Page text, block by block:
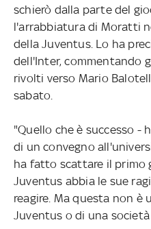
schierò dalla parte del
l'arrabbiatura di Moratti
della Juventus. Lo ha
dell'Inter, commentando
rivolti verso Mario
sabato.
"Quello che è successo -
di un convegno
ha fatto scattare il primo
Juventus abbia le sue
reagire. Ma questa non è
Juventus o di una società